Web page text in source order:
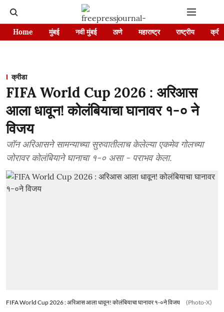
Home मुंबई नवी मुंबई ठाणे महाराष्ट्र राष्ट्रीय
क्रीडा
FIFA World Cup 2026 : अरिआस
आला धावून! कोलंबियाचा घानावर १-० ने
विजय
जॉन अरिआसने सामन्याच्या सुरुवातीलाच केलेल्या एकमेव गोलच्या
जोरावर कोलंबियाने घानाचा १-० असा - पराभव केला.
FIFA World Cup 2026 : अरिआस आला धावून! कोलंबियाचा घानावर १-०ने विजय (Photo-X)